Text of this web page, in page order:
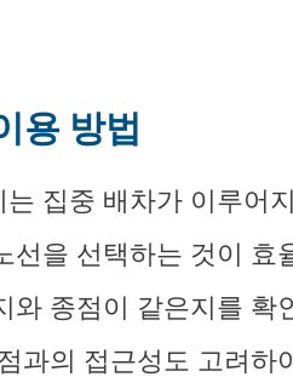
용 방법
집중 배차가 이루어
선을 선택하는 것이 효
와 종점이 같은지를 확
과의 접근성도 고려